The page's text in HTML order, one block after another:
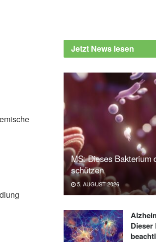
Jetzt News lesen
MS: Dieses Bakterium
schützen
5. AUGUST 2026
Dieser